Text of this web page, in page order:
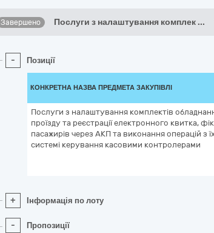
Завершено Послуги з налаштування комплек ...
- Позиції
КОНКРЕТНА НАЗВА ПРЕДМЕТА ЗАКУПІВЛІ
Послуги з налаштування комплектів
проїзду та реєстрації електронного квитка,
пасажирів через АКП та виконання операцій з
системі керування касовими контролерами
+ Інформація по лоту
- Пропозиції